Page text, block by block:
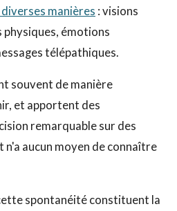
manières : visions
physiques, émotions
télépathiques.
souvent de manière
et apportent des
remarquable sur des
aucun moyen de connaître
spontanéité constituent la